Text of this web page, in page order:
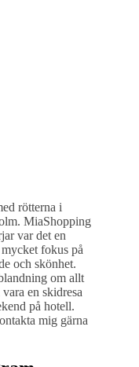
rötterna i
MiaShopping
var det en
fokus på
och skönhet.
om allt
en skidresa
på hotell.
mig gärna